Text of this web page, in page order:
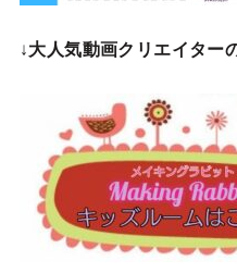
↓大人気動画クリエイター